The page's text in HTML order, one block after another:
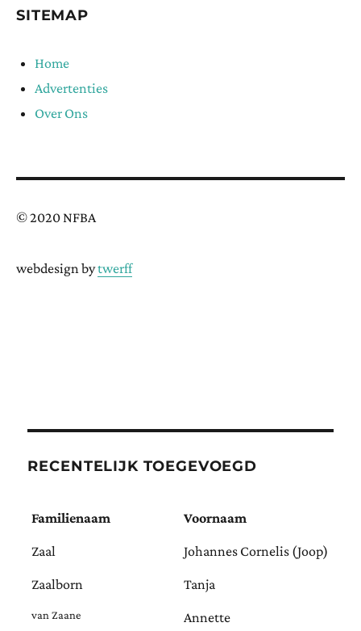
SITEMAP
Home
Advertenties
Over Ons
© 2020 NFBA
webdesign bytwerff
RECENTELIJK TOEGEVOEGD
Familienaam Voornaam
Zaal Johannes Cornelis (Joop)
Zaalborn Tanja
van Zaane Annette